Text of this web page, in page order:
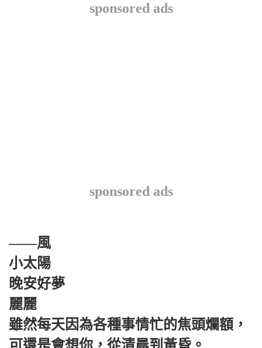
sponsored ads
sponsored ads
——風
小太陽
晚安好夢
麗麗
雖然每天因為各種事情忙的焦頭爛額，